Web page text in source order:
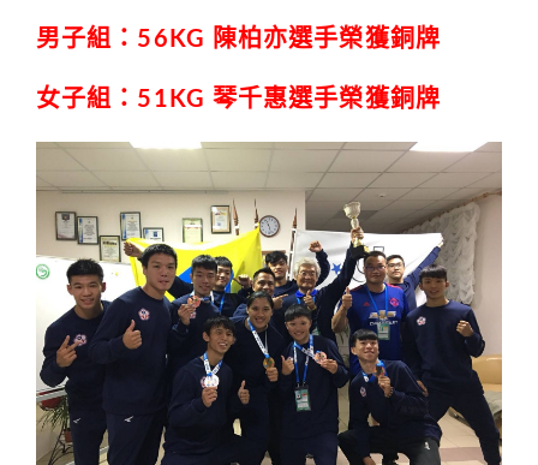
男子組：56KG 陳柏亦選手榮獲銅牌
女子組：51KG 琴千惠選手榮獲銅牌